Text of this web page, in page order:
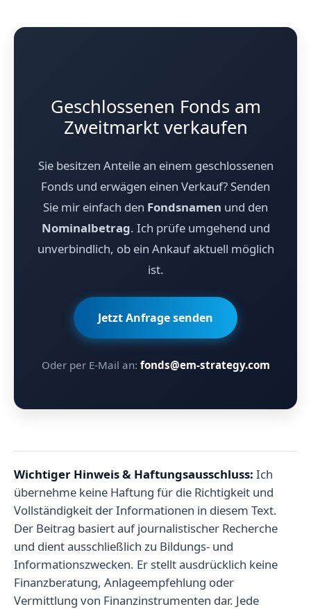
Geschlossenen Fonds am
Zweitmarkt verkaufen
Sie besitzen Anteile an einem geschlossenen
Fonds und erwägen einen Verkauf? Senden
Sie mir einfach den Fondsnamen und den
Nominalbetrag. Ich prüfe umgehend und
unverbindlich, ob ein Ankauf aktuell möglich
ist.
Jetzt Anfrage senden
Oder per E-Mail an: fonds@em-strategy.com
Wichtiger Hinweis & Haftungsausschluss: Ich
übernehme keine Haftung für die Richtigkeit und
Vollständigkeit der Informationen in diesem Text.
Der Beitrag basiert auf journalistischer Recherche
und dient ausschließlich zu Bildungs- und
Informationszwecken. Er stellt ausdrücklich keine
Finanzberatung, Anlageempfehlung oder
Vermittlung von Finanzinstrumenten dar. Jede